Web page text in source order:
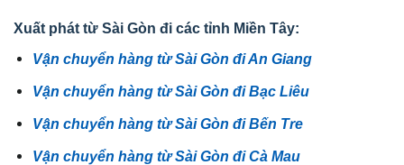
Xuất phát từ Sài Gòn đi các tỉnh Miền Tây:
Vận chuyển hàng từ Sài Gòn đi An Giang
Vận chuyển hàng từ Sài Gòn đi Bạc Liêu
Vận chuyển hàng từ Sài Gòn đi Bến Tre
Vận chuyển hàng từ Sài Gòn đi Cà Mau